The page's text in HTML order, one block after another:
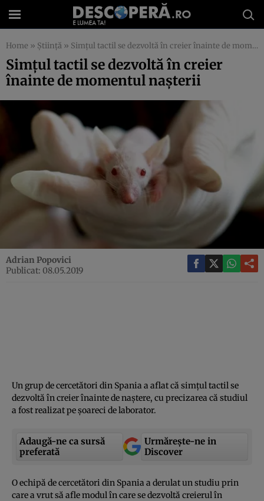
Home » Știință » Simţul tactil se dezvoltă în creier înainte de momentul naşterii
Simţul tactil se dezvoltă în creier
înainte de momentul naşterii
Adrian Popovici
Publicat: 08.05.2019
Un grup de cercetători din Spania a aflat că simţul tactil se
dezvoltă în creier înainte de naştere, cu precizarea că studiul
a fost realizat pe şoareci de laborator.
Adaugă-ne ca sursă
preferată
Urmărește-ne in
Discover
O echipă de cercetători din Spania a derulat un studiu prin
care a vrut să afle modul în care se dezvoltă creierul în